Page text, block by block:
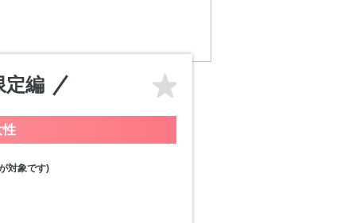
定編
性
対象です)